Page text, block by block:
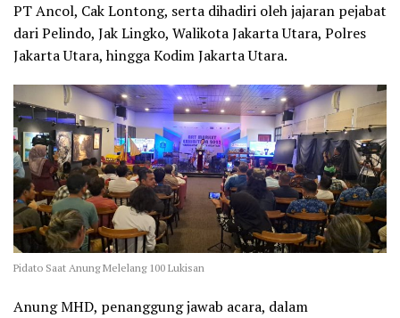
PT Ancol, Cak Lontong, serta dihadiri oleh jajaran pejabat
dari Pelindo, Jak Lingko, Walikota Jakarta Utara, Polres
Jakarta Utara, hingga Kodim Jakarta Utara.
Pidato Saat Anung Melelang 100 Lukisan
Anung MHD, penanggung jawab acara, dalam